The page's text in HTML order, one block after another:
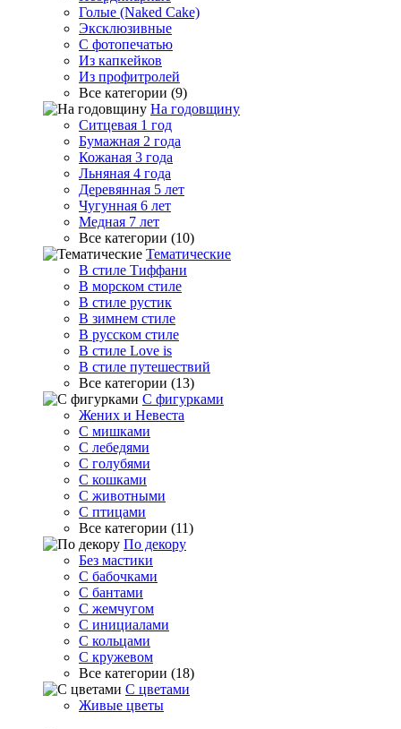
Голые (Naked Cake)
Эксклюзивные
С фотопечатью
Из капкейков
Из профитролей
Все категории (9)
На годовщину
Ситцевая 1 год
Бумажная 2 года
Кожаная 3 года
Льняная 4 года
Деревянная 5 лет
Чугунная 6 лет
Медная 7 лет
Все категории (10)
Тематические
В стиле Тиффани
В морском стиле
В стиле рустик
В зимнем стиле
В русском стиле
В стиле Love is
В стиле путешествий
Все категории (13)
С фигурками
Жених и Невеста
С мишками
С лебедями
С голубями
С кошками
С животными
С птицами
Все категории (11)
По декору
Без мастики
С бабочками
С бантами
С жемчугом
С инициалами
С кольцами
С кружевом
Все категории (18)
С цветами
Живые цветы